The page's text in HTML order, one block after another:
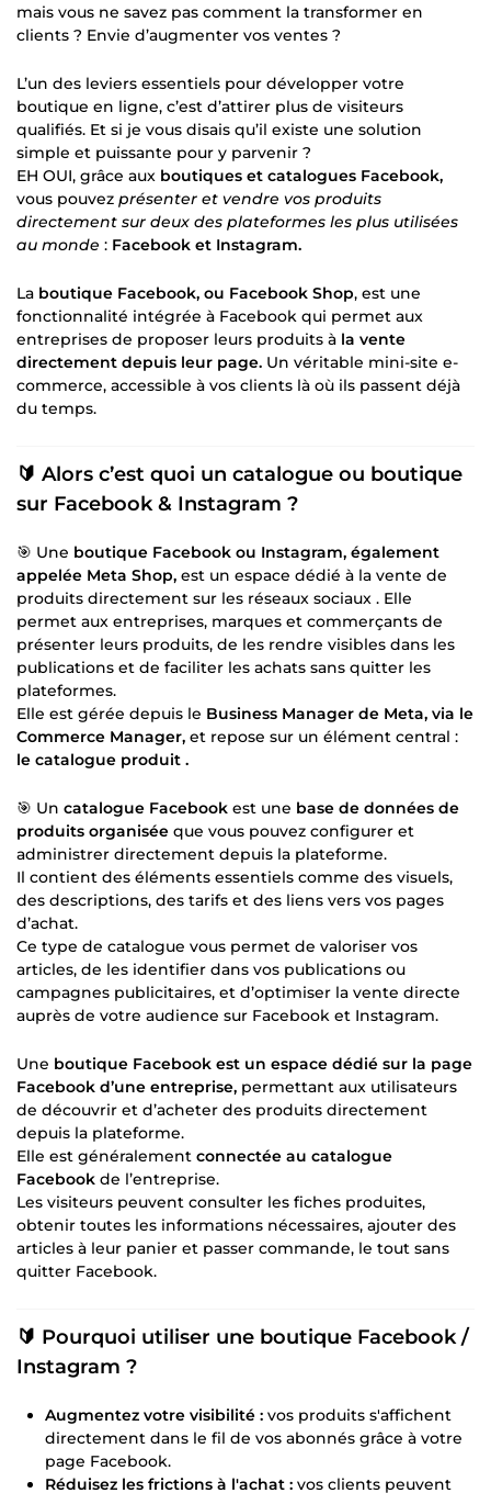
mais vous ne savez pas comment la transformer en
clients ? Envie d’augmenter vos ventes ?
L’un des leviers essentiels pour développer votre
boutique en ligne, c’est d’attirer plus de visiteurs
qualifiés. Et si je vous disais qu’il existe une solution
simple et puissante pour y parvenir ?
EH OUI, grâce aux boutiques et catalogues Facebook,
vous pouvez présenter et vendre vos produits
directement sur deux des plateformes les plus utilisées
au monde : Facebook et Instagram.
La boutique Facebook, ou Facebook Shop, est une
fonctionnalité intégrée à Facebook qui permet aux
entreprises de proposer leurs produits à la vente
directement depuis leur page. Un véritable mini-site e-
commerce, accessible à vos clients là où ils passent déjà
du temps.
🔰 Alors c’est quoi un catalogue ou boutique
sur Facebook & Instagram ?
🎯 Une boutique Facebook ou Instagram, également
appelée Meta Shop, est un espace dédié à la vente de
produits directement sur les réseaux sociaux . Elle
permet aux entreprises, marques et commerçants de
présenter leurs produits, de les rendre visibles dans les
publications et de faciliter les achats sans quitter les
plateformes.
Elle est gérée depuis le Business Manager de Meta, via le
Commerce Manager, et repose sur un élément central :
le catalogue produit .
🎯 Un catalogue Facebook est une base de données de
produits organisée que vous pouvez configurer et
administrer directement depuis la plateforme.
Il contient des éléments essentiels comme des visuels,
des descriptions, des tarifs et des liens vers vos pages
d’achat.
Ce type de catalogue vous permet de valoriser vos
articles, de les identifier dans vos publications ou
campagnes publicitaires, et d’optimiser la vente directe
auprès de votre audience sur Facebook et Instagram.
Une boutique Facebook est un espace dédié sur la page
Facebook d’une entreprise, permettant aux utilisateurs
de découvrir et d’acheter des produits directement
depuis la plateforme.
Elle est généralement connectée au catalogue
Facebook de l’entreprise.
Les visiteurs peuvent consulter les fiches produites,
obtenir toutes les informations nécessaires, ajouter des
articles à leur panier et passer commande, le tout sans
quitter Facebook.
🔰 Pourquoi utiliser une boutique Facebook /
Instagram ?
Augmentez votre visibilité : vos produits s'affichent
directement dans le fil de vos abonnés grâce à votre
page Facebook.
Réduisez les frictions à l'achat : vos clients peuvent